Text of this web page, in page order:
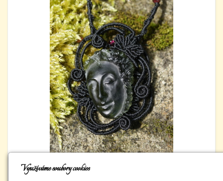
Využíváme soubory cookies